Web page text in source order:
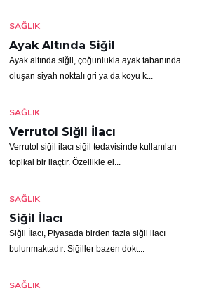
SAĞLIK
Ayak Altında Siğil
Ayak altında siğil, çoğunlukla ayak tabanında
oluşan siyah noktalı gri ya da koyu k...
SAĞLIK
Verrutol Siğil İlacı
Verrutol siğil ilacı siğil tedavisinde kullanılan
topikal bir ilaçtır. Özellikle el...
SAĞLIK
Siğil İlacı
Siğil İlacı, Piyasada birden fazla siğil ilacı
bulunmaktadır. Siğiller bazen dokt...
SAĞLIK